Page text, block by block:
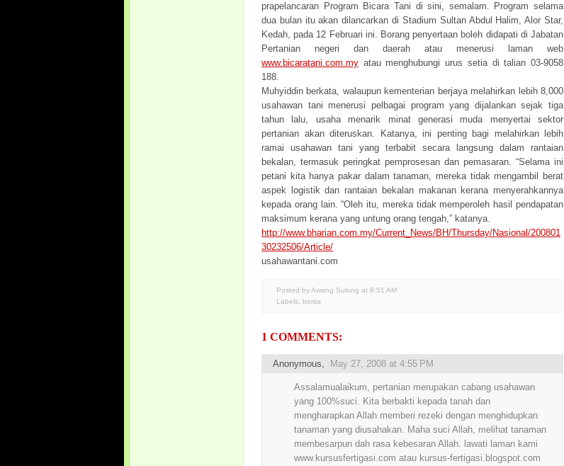
prapelancaran Program Bicara Tani di sini, semalam. Program selama
dua bulan itu akan dilancarkan di Stadium Sultan Abdul Halim, Alor Star,
Kedah, pada 12 Februari ini. Borang penyertaan boleh didapati di Jabatan
Pertanian negeri dan daerah atau menerusi laman web
www.bicaratani.com.my atau menghubungi urus setia di talian 03-9058
188.
Muhyiddin berkata, walaupun kementerian berjaya melahirkan lebih 8,000
usahawan tani menerusi pelbagai program yang dijalankan sejak tiga
tahun lalu, usaha menarik minat generasi muda menyertai sektor
pertanian akan diteruskan. Katanya, ini penting bagi melahirkan lebih
ramai usahawan tani yang terbabit secara langsung dalam rantaian
bekalan, termasuk peringkat pemprosesan dan pemasaran. “Selama ini
petani kita hanya pakar dalam tanaman, mereka tidak mengambil berat
aspek logistik dan rantaian bekalan makanan kerana menyerahkannya
kepada orang lain. “Oleh itu, mereka tidak memperoleh hasil pendapatan
maksimum kerana yang untung orang tengah,” katanya.
http://www.bharian.com.my/Current_News/BH/Thursday/Nasional/200801
30232506/Article/
usahawantani.com
Posted by Awang Sulong at 8:51 AM
Labels: berita
1 COMMENTS:
Anonymous, May 27, 2008 at 4:55 PM
Assalamualaikum, pertanian merupakan cabang usahawan
yang 100%suci. Kita berbakti kepada tanah dan
mengharapkan Allah memberi rezeki dengan menghidupkan
tanaman yang diusahakan. Maha suci Allah, melihat tanaman
membesarpun dah rasa kebesaran Allah. lawati laman kami
www.kursusfertigasi.com atau kursus-fertigasi.blogspot.com